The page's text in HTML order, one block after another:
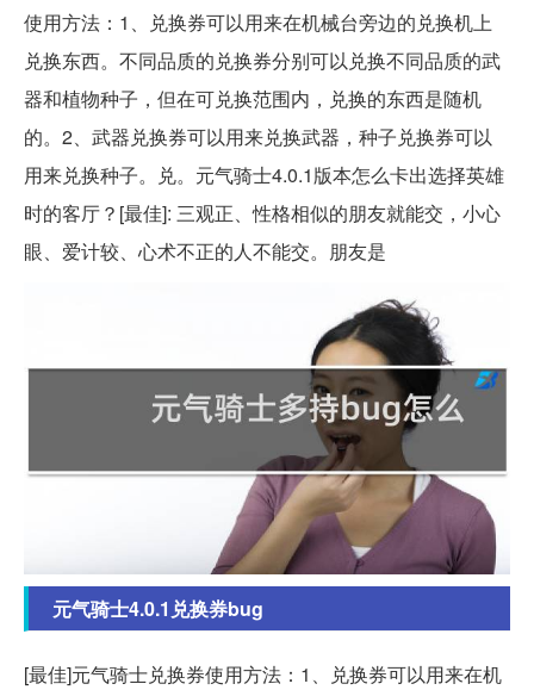
使用方法：1、兑换券可以用来在机械台旁边的兑换机上
兑换东西。不同品质的兑换券分别可以兑换不同品质的武
器和植物种子，但在可兑换范围内，兑换的东西是随机
的。2、武器兑换券可以用来兑换武器，种子兑换券可以
用来兑换种子。兑。元气骑士4.0.1版本怎么卡出选择英雄
时的客厅？[最佳]: 三观正、性格相似的朋友就能交，小心
眼、爱计较、心术不正的人不能交。朋友是
元气骑士4.0.1兑换券bug
[最佳]元气骑士兑换券使用方法：1、兑换券可以用来在机